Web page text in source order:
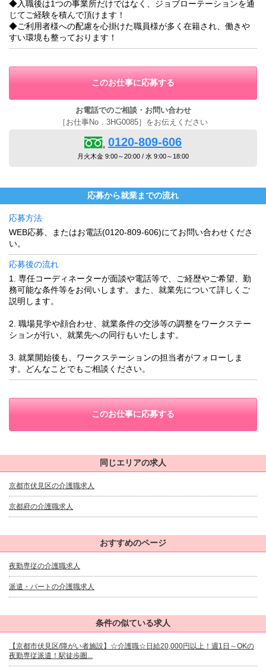
◆入職後は1つの事業所だけではなく、ジョブローテーションを通
じてご経験を積んで頂けます！
◆ご利用者様への配慮を心掛けた職員様が多く在籍され、働きや
すい環境も整っております！
このお仕事に応募する
お電話でのご相談・お問い合わせ
［お仕事No．3HG0085］をお伝えください
0120-809-606
月火木金 9:00～20:00 / 水 9:00～18:00
応募から就業までの流れ
応募方法
WEB応募、またはお電話(0120-809-606)にてお問い合わせくださ
い。
応募後の流れ
1. 専任コーディネーターが面談や電話等で、ご経歴やご希望、勤
務可能な条件等をお伺いします。また、就業先について詳しくご
説明します。
2. 職場見学や顔合わせ、就業条件の交渉等の調整をワークステー
ションが行い、就業先への同行もいたします。
3. 就業開始後も、ワークステーションの担当者がフォローしま
す。どんなことでもご相談ください。
このお仕事に応募する
同じエリアの求人
京都市伏見区の介護職求人
京都府の介護職求人
おすすめのページ
夜勤専従の介護職求人
派遣・パートの介護職求人
条件の似ている求人
【京都市伏見区/障がい者施設】☆介護職☆日給20,000円以上！週1日～OKの
夜勤専従派遣！駅徒歩圏...